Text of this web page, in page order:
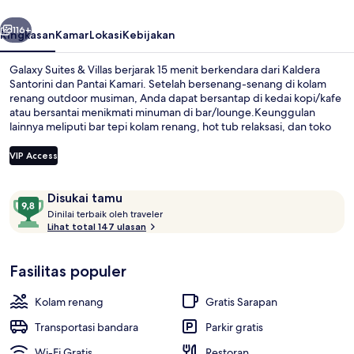
Berikutnya
116+
RingkasanKamarLokasiKebijakan
Galaxy Suites & Villas berjarak 15 menit berkendara dari Kaldera
Santorini dan Pantai Kamari. Setelah bersenang-senang di kolam
renang outdoor musiman, Anda dapat bersantap di kedai kopi/kafe
atau bersantai menikmati minuman di bar/lounge.Keunggulan
lainnya meliputi bar tepi kolam renang, hot tub relaksasi, dan toko
VIP Access
Ulasan Disukai tamu
9,8
dari
10,
tamu
Dinilai terbaik oleh traveler
Lihat total 147 ulasan
Fasilitas populer
Kolam renang
Gratis Sarapan
Transportasi bandara
Parkir gratis